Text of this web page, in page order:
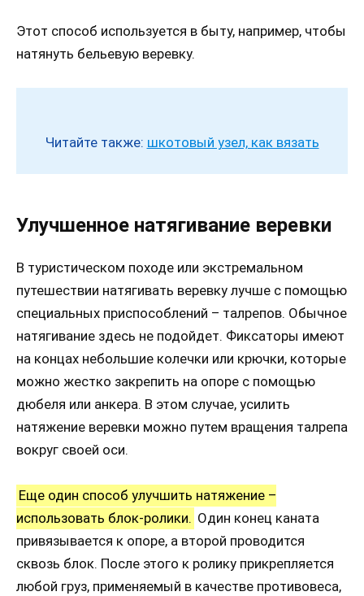
Этот способ используется в быту, например, чтобы
натянуть бельевую веревку.
Читайте также: шкотовый узел, как вязать
Улучшенное натягивание веревки
В туристическом походе или экстремальном
путешествии натягивать веревку лучше с помощью
специальных приспособлений – талрепов. Обычное
натягивание здесь не подойдет. Фиксаторы имеют
на концах небольшие колечки или крючки, которые
можно жестко закрепить на опоре с помощью
дюбеля или анкера. В этом случае, усилить
натяжение веревки можно путем вращения талрепа
вокруг своей оси.
Еще один способ улучшить натяжение –
использовать блок-ролики. Один конец каната
привязывается к опоре, а второй проводится
сквозь блок. После этого к ролику прикрепляется
любой груз, применяемый в качестве противовеса,